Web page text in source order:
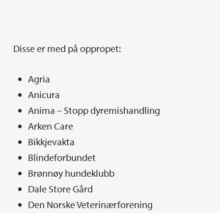
Disse er med på oppropet:
Agria
Anicura
Anima – Stopp dyremishandling
Arken Care
Bikkjevakta
Blindeforbundet
Brønnøy hundeklubb
Dale Store Gård
Den Norske Veterinærforening